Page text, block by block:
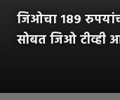
जिओचा १८९
सोबत जिओ टीव्ही